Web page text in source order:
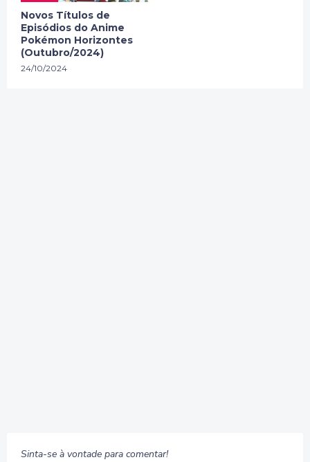
Novos Títulos de
Episódios do Anime
Pokémon Horizontes
(Outubro/2024)
24/10/2024
Sinta-se à vontade para comentar!